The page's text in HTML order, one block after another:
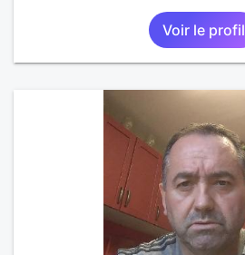
Voir le profil